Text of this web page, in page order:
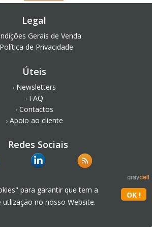
Legal
Gerais de Venda
Política de Privacidade
Úteis
Newsletters
FAQ
Contactos
Apoio ao cliente
Redes Sociais
para garantir que tem a
no nosso Website.